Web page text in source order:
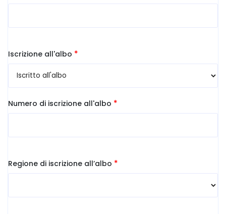
Iscrizione all'albo *
Numero di iscrizione all'albo *
Regione di iscrizione all’albo *